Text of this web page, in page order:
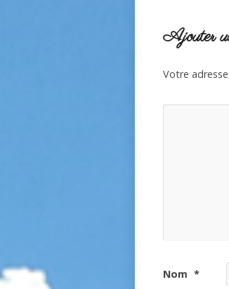
Ajouter
Votre
Nom *